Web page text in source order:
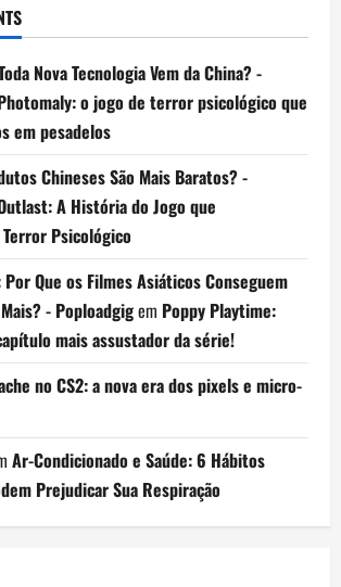
Nova Tecnologia Vem da China? -
o jogo de terror psicológico que
em pesadelos
Chineses São Mais Baratos? -
A História do Jogo que
Psicológico
Que os Filmes Asiáticos Conseguem
- Poploadgigem Poppy Playtime:
mais assustador da série!
no CS2: a nova era dos pixels e micro-
Ar-Condicionado e Saúde: 6 Hábitos
Prejudicar Sua Respiração